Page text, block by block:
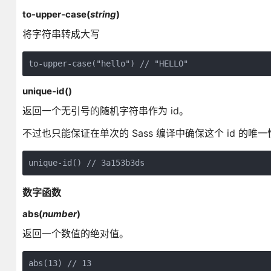
to-upper-case(string)
将字符串转成大写
to-upper-case("hello") // "HELLO"
unique-id()
返回一个无引号的随机字符串作为 id。
不过也只能保证在单次的 Sass 编译中确保这个 id 的唯一
unique-id() // 3a153b3ds
数字函数
abs(number)
返回一个数值的绝对值。
abs(13) // 13